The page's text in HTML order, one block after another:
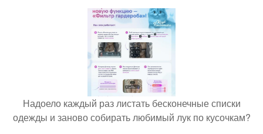
Надоело каждый раз листать бесконечные списки
одежды и заново собирать любимый лук по кусочкам?